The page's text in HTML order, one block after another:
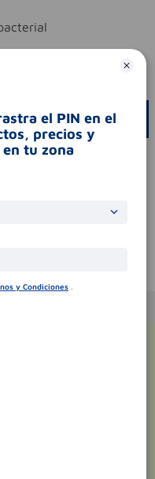
un comentario
el PIN en el
precios y
tu zona
y Condiciones .